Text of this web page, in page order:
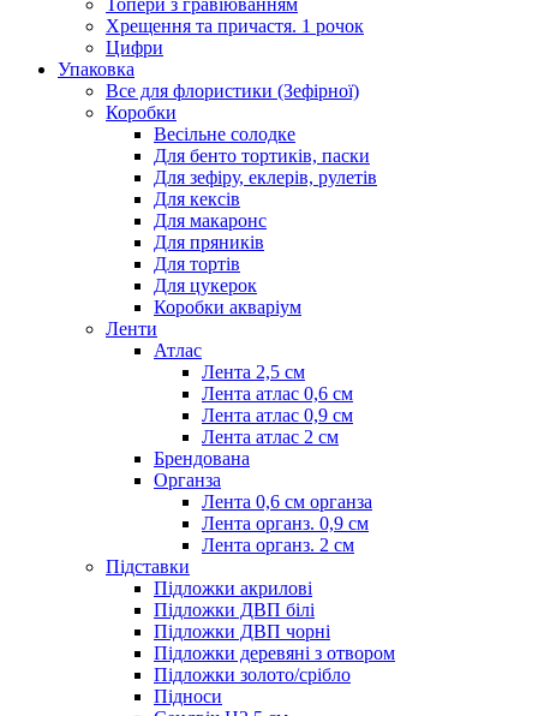
Топери з гравіюванням
Хрещення та причастя. 1 рочок
Цифри
Упаковка
Все для флористики (Зефірної)
Коробки
Весільне солодке
Для бенто тортиків, паски
Для зефіру, еклерів, рулетів
Для кексів
Для макаронс
Для пряників
Для тортів
Для цукерок
Коробки акваріум
Ленти
Атлас
Лента 2,5 см
Лента атлас 0,6 см
Лента атлас 0,9 см
Лента атлас 2 см
Брендована
Органза
Лента 0,6 см органза
Лента органз. 0,9 см
Лента органз. 2 см
Підставки
Підложки акрилові
Підложки ДВП білі
Підложки ДВП чорні
Підложки деревяні з отвором
Підложки золото/срібло
Підноси